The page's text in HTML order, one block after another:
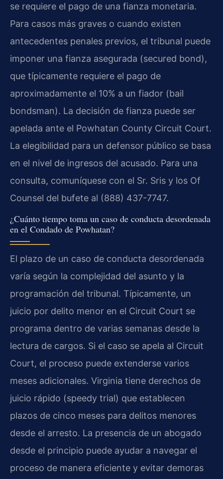
se requiere el pago de una fianza monetaria.
Para casos más graves o cuando existen
antecedentes penales previos, el tribunal puede
imponer una fianza asegurada (secured bond),
que típicamente requiere el pago de
aproximadamente el 10% a un fiador (bail
bondsman). La decisión de fianza puede ser
apelada ante el Powhatan County Circuit Court.
La elegibilidad para un defensor público se basa
en el nivel de ingresos del acusado. Para una
consulta, comuníquese con el Sr. Sris y los Of
Counsel del bufete al (888) 437-7747.
¿Cuánto tiempo toma un caso de conducta desordenada
en el Condado de Powhatan?
El plazo de un caso de conducta desordenada
varía según la complejidad del asunto y la
programación del tribunal. Típicamente, un
juicio por delito menor en el Circuit Court se
programa dentro de varias semanas desde la
lectura de cargos. Si el caso se apela al Circuit
Court, el proceso puede extenderse varios
meses adicionales. Virginia tiene derechos de
juicio rápido (speedy trial) que establecen
plazos de cinco meses para delitos menores
desde el arresto. La presencia de un abogado
desde el principio puede ayudar a navegar el
proceso de manera eficiente y evitar demoras